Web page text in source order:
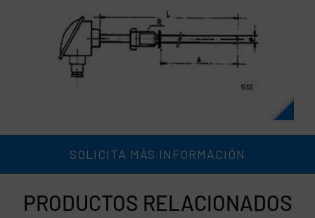
SOLICITA MÁS INFORMACIÓN
PRODUCTOS RELACIONADOS